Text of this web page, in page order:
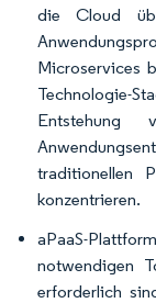
die Cloud
Microservices
Technologie-
traditionellen
konzentrieren.
aPaaS-
notwendigen
erforderlich